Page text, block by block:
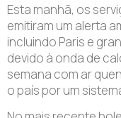
Esta manhã, os
emitiram um alerta
incluindo Paris e
devido à onda de
semana com ar
o país por um